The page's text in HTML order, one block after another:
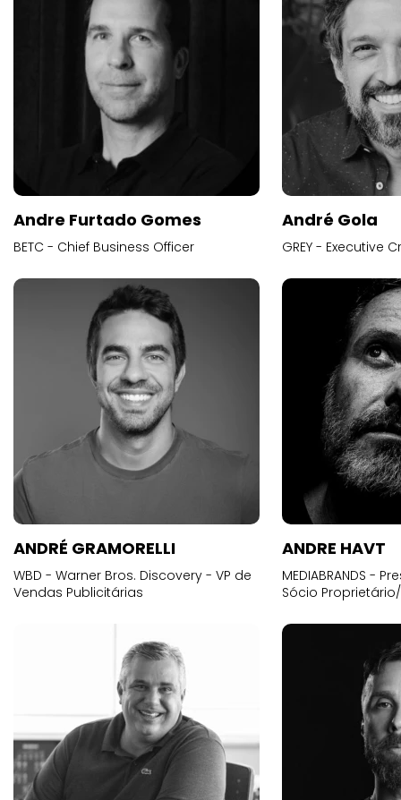
Andre Furtado Gomes
BETC - Chief Business Officer
André Gola
GREY - Executive
ANDRÉ GRAMORELLI
WBD - Warner Bros. Discovery - VP de
Vendas Publicitárias
ANDRE HAVT
MEDIABRANDS -
Sócio